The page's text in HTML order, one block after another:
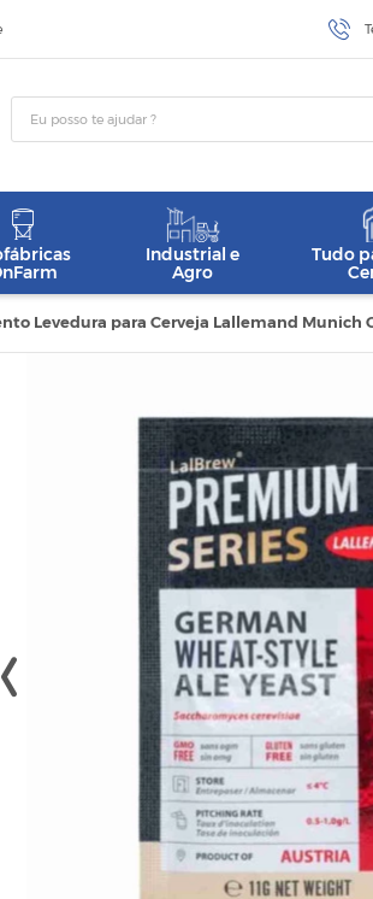
Industrial e
Agro
Tudo
Levedura para Cerveja Lallemand Munich